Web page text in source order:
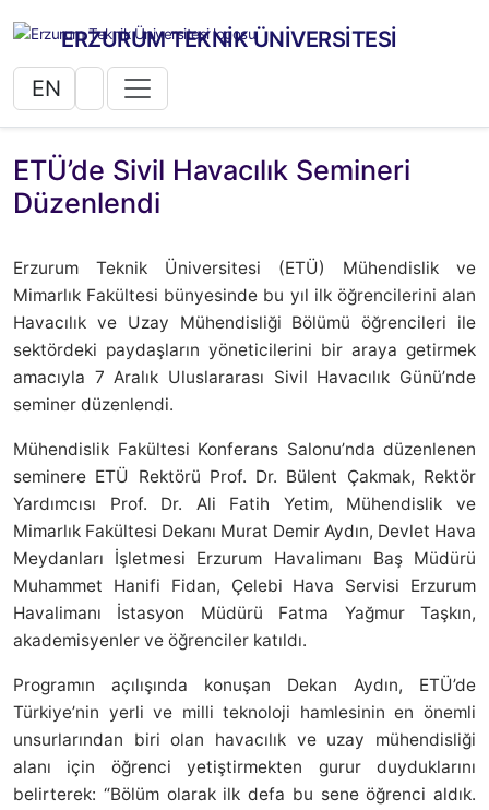
ERZURUM TEKNİK ÜNİVERSİTESİ
EN
ETÜ’de Sivil Havacılık Semineri
Düzenlendi
Erzurum Teknik Üniversitesi (ETÜ) Mühendislik ve
Mimarlık Fakültesi bünyesinde bu yıl ilk öğrencilerini alan
Havacılık ve Uzay Mühendisliği Bölümü öğrencileri ile
sektördeki paydaşların yöneticilerini bir araya getirmek
amacıyla 7 Aralık Uluslararası Sivil Havacılık Günü’nde
seminer düzenlendi.
Mühendislik Fakültesi Konferans Salonu’nda düzenlenen
seminere ETÜ Rektörü Prof. Dr. Bülent Çakmak, Rektör
Yardımcısı Prof. Dr. Ali Fatih Yetim, Mühendislik ve
Mimarlık Fakültesi Dekanı Murat Demir Aydın, Devlet Hava
Meydanları İşletmesi Erzurum Havalimanı Baş Müdürü
Muhammet Hanifi Fidan, Çelebi Hava Servisi Erzurum
Havalimanı İstasyon Müdürü Fatma Yağmur Taşkın,
akademisyenler ve öğrenciler katıldı.
Programın açılışında konuşan Dekan Aydın, ETÜ’de
Türkiye’nin yerli ve milli teknoloji hamlesinin en önemli
unsurlarından biri olan havacılık ve uzay mühendisliği
alanı için öğrenci yetiştirmekten gurur duyduklarını
belirterek: “Bölüm olarak ilk defa bu sene öğrenci aldık.